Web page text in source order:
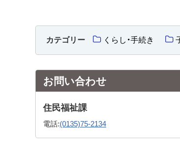
カテゴリー くらし・手続き
お問い合わせ
住民福祉課
電話:(0135)75-2134